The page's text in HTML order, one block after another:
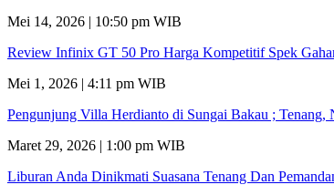
Mei 14, 2026 | 10:50 pm WIB
Review Infinix GT 50 Pro Harga Kompetitif Spek
Mei 1, 2026 | 4:11 pm WIB
Pengunjung Villa Herdianto di Sungai Bakau ;
Maret 29, 2026 | 1:00 pm WIB
Liburan Anda Dinikmati Suasana Tenang Dan